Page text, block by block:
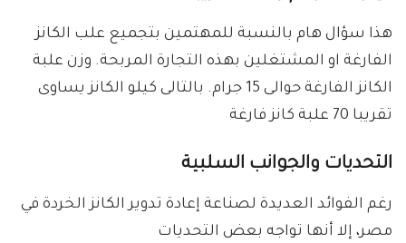
هذا سؤال هام بالنسبة للمهتمين بتجميع علب الكانز
الفارغة او المشتغلين بهذه التجارة المربحة. وزن علبة
الكانز الفارغة حوالى 15 جرام. بالتالى كيلو الكانز يساوى
تقريبا 70 علبة كانز فارغة
التحديات والجوانب السلبية
رغم الفوائد العديدة لصناعة إعادة تدوير الكانز الخردة في
مصر، إلا أنها تواجه بعض التحديات